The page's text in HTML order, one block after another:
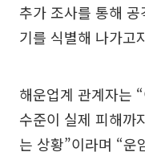
추가 조사를 통해
기를 식별해 나가고
해운업계 관계자는
수준이 실제 피해까
는 상황”이라며 “운